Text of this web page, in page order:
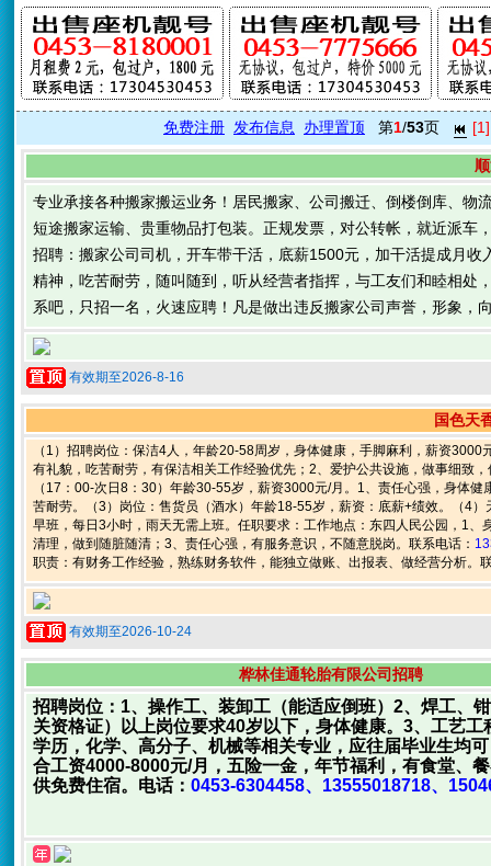
免费注册 发布信息 办理置顶 第1/53页 [1]
专业承接各种搬家搬运业务！居民搬家、公司搬迁、倒楼倒库、
短途搬家运输、贵重物品打包装。正规发票，对公转帐，就近派车
招聘：搬家公司司机，开车带干活，底薪1500元，加干活提成月
精神，吃苦耐劳，随叫随到，听从经营者指挥，与工友们和睦相
系吧，只招一名，火速应聘！凡是做出违反搬家公司声誉，形象，
有效期至2026-8-16
国色天
（1）招聘岗位：保洁4人，年龄20-58周岁，身体健康，手脚麻利，薪资
有礼貌，吃苦耐劳，有保洁相关工作经验优先；2、爱护公共设施，做事细致
（17：00-次日8：30）年龄30-55岁，薪资3000元/月。1、责任心强，身体
苦耐劳。（3）岗位：售货员（酒水）年龄18-55岁，薪资：底薪+绩效。（4
早班，每日3小时，雨天无需上班。任职要求：工作地点：东四人民公园，1
清理，做到随脏随清；3、责任心强，有服务意识，不随意脱岗。联系电话：
职责：有财务工作经验，熟练财务软件，能独立做账、出报表、做经营分析。
有效期至2026-10-24
桦林佳通轮胎有限公司招聘
招聘岗位：1、操作工、装卸工（能适应倒班）2、焊工、
关资格证）以上岗位要求40岁以下，身体健康。3、工艺工
学历，化学、高分子、机械等相关专业，应往届毕业生均
合工资4000-8000元/月，五险一金，年节福利，有食堂、
供免费住宿。电话： 0453-6304458、13555018718、